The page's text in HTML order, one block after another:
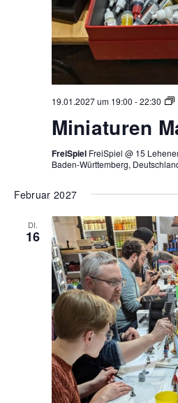
19.01.2027 um 19:00 -22:30
Miniaturen
FreiSpiel FreiSpiel @ 15
Baden-Württemberg,
Februar 2027
DI.
16